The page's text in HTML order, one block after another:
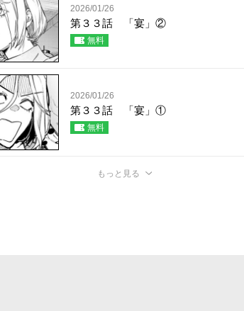
2026/01/26
第３３話 「宴」②
無料
2026/01/26
第３３話 「宴」①
無料
もっと見る